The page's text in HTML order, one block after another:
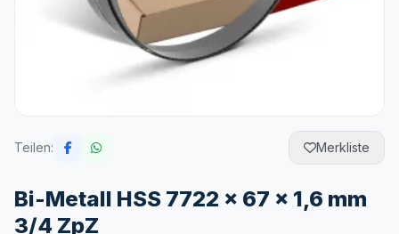
Teilen: Merkliste
Bi-Metall HSS 7722 x 67 x 1,6 mm
3/4 ZpZ